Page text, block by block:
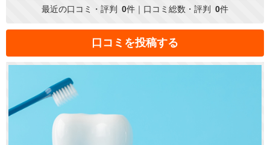
最近の口コミ・評判 0件｜口コミ総数・評判 0件
口コミを投稿する